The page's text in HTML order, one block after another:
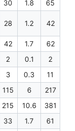
30 1.8
65
28 1.2 42
42 1.7
62
2 0.1
2
3 0.3
11
115 6
217
215 10.6
381
33 1.7
61